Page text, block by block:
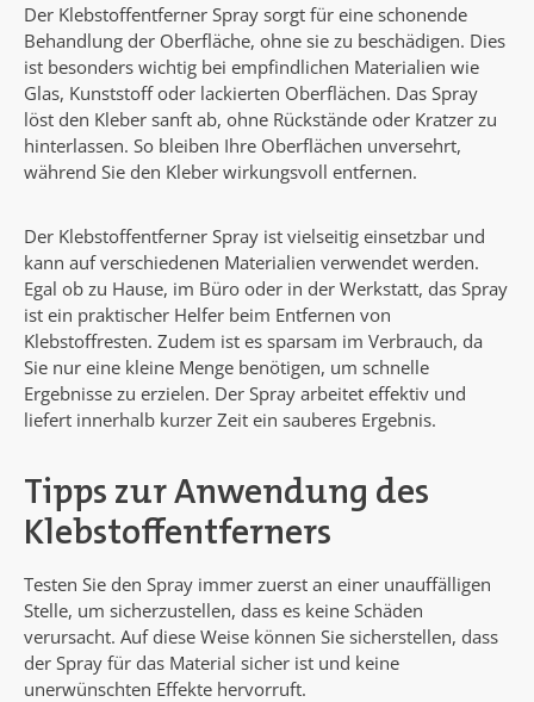
Der Klebstoffentferner Spray sorgt für eine schonende
Behandlung der Oberfläche, ohne sie zu beschädigen. Dies
ist besonders wichtig bei empfindlichen Materialien wie
Glas, Kunststoff oder lackierten Oberflächen. Das Spray
löst den Kleber sanft ab, ohne Rückstände oder Kratzer zu
hinterlassen. So bleiben Ihre Oberflächen unversehrt,
während Sie den Kleber wirkungsvoll entfernen.
Der Klebstoffentferner Spray ist vielseitig einsetzbar und
kann auf verschiedenen Materialien verwendet werden.
Egal ob zu Hause, im Büro oder in der Werkstatt, das Spray
ist ein praktischer Helfer beim Entfernen von
Klebstoffresten. Zudem ist es sparsam im Verbrauch, da
Sie nur eine kleine Menge benötigen, um schnelle
Ergebnisse zu erzielen. Der Spray arbeitet effektiv und
liefert innerhalb kurzer Zeit ein sauberes Ergebnis.
Tipps zur Anwendung des
Klebstoffentferners
Testen Sie den Spray immer zuerst an einer unauffälligen
Stelle, um sicherzustellen, dass es keine Schäden
verursacht. Auf diese Weise können Sie sicherstellen, dass
der Spray für das Material sicher ist und keine
unerwünschten Effekte hervorruft.